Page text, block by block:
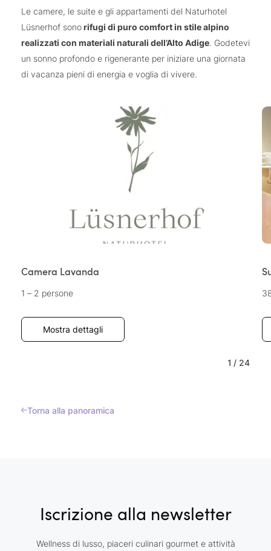
Le camere, le suite e gli appartamenti del Naturhotel
Lüsnerhof sonorifugi di puro comfort in stile alpino
realizzati con materiali naturali dell’Alto Adige. Godetevi
un sonno profondo e rigenerante per iniziare una giornata
di vacanza pieni di energia e voglia di vivere.
Camera Lavanda
1 – 2 persone
Mostra dettagli
1 / 24
Torna alla panoramica
Iscrizione alla newsletter
Wellness di lusso, piaceri culinari gourmet e attività